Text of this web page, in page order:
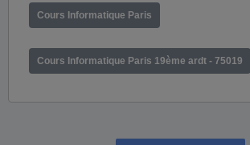
Cours Informatique Paris
Cours Informatique Paris 19ème ardt - 75019